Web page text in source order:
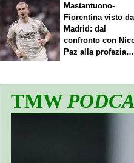
Mastantuono-
Fiorentina visto da
Madrid: dal
confronto con
Paz alla profezia
TMW